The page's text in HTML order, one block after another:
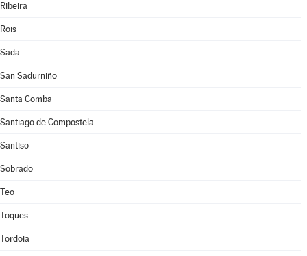
Ribeira
Rois
Sada
San Sadurniño
Santa Comba
Santiago de Compostela
Santiso
Sobrado
Teo
Toques
Tordoia